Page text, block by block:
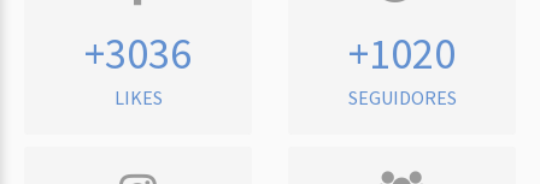
+3036
LIKES
+1020
SEGUIDORES